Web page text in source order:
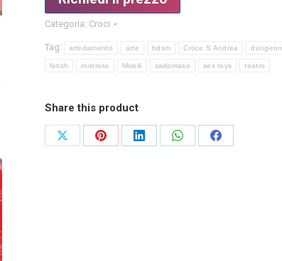
Categoria: Croci
Tag: arredamento arte bdsm Croce S Andrea dungeon
fetish mistress Mobili sadomaso sex toys teatro
Share this product
CondividiCondividiCondividiCondividiCondividi